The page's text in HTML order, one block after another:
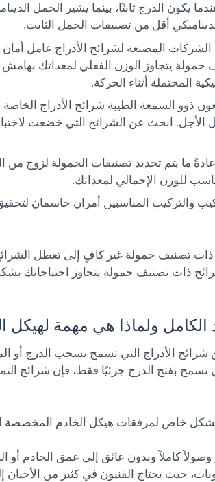
يكون الدرج ثابتًا، بينما يشير الحمل
أقل من تصنيفات الحمل الثابت.
الشركات المصنعة لشرائح الأدراج عامل
المحتملة أثناء الحركة.
ذوو السمعة الطيبة شرائح الأدراج
الأجل. ابحث عن الشرائح التي خضعت
عادةً ما يتم تحديد تصنيفات الحمولة لزوج
للوزن الإجمالي لمعداتك.
والتركيب المناسبين أمران حاسمان
ذات تصنيف حمولة غير كافٍ إلى تعطل
ذات تصنيف حمولة يتجاوز احتياجاتك
الأدراج التي تسمح بسحب الدرج أو
بفتح الدرج جزئيًا فقط، فإن شرائح
بشكل خاص لمرفقات هيكل الخادم المخصصة
كاملاً وبدون عائق إلى عمق الخادم أو
حيث يحتاج الفنيون في كثير من